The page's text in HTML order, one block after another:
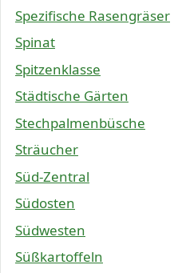
Spezifische Rasengräser
Spinat
Spitzenklasse
Städtische Gärten
Stechpalmenbüsche
Sträucher
Süd-Zentral
Südosten
Südwesten
Süßkartoffeln